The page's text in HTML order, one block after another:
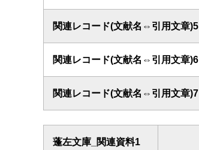
関連レコード(文献名⇔引用文章)5
関連レコード(文献名⇔引用文章)6
関連レコード(文献名⇔引用文章)7
蓬左文庫_関連資料1